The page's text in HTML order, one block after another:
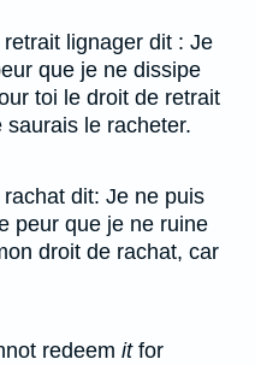
lignager dit : Je
que je ne dissipe
toi le droit de retrait
saurais le racheter.
dit: Je ne puis
peur que je ne ruine
droit de rachat, car
redeem itfor